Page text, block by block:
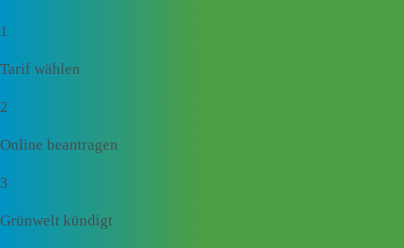
1
Tarif wählen
2
Online beantragen
3
Grünwelt kündigt